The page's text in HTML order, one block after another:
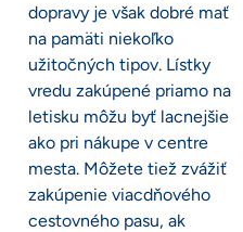
dopravy je však dobré mať
na pamäti niekoľko
užitočných tipov. Lístky
vredu zakúpené priamo na
letisku môžu byť lacnejšie
ako pri nákupe v centre
mesta. Môžete tiež zvážiť
zakúpenie viacdňového
cestovného pasu, ak